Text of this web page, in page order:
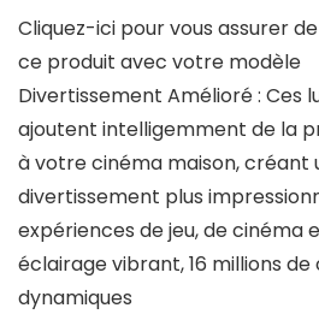
Cliquez-ici pour vous assurer
ce produit avec votre modèle
Divertissement Amélioré : Ces
ajoutent intelligemment de la
à votre cinéma maison, créant
divertissement plus
expériences de jeu, de cinéma
éclairage vibrant, 16 millions de
dynamiques